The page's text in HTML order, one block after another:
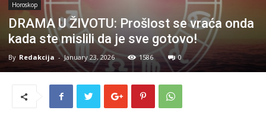
Horoskop
DRAMA U ŽIVOTU: Prošlost se vraća onda
kada ste mislili da je sve gotovo!
By Redakcija - January 23, 2026 1586 0